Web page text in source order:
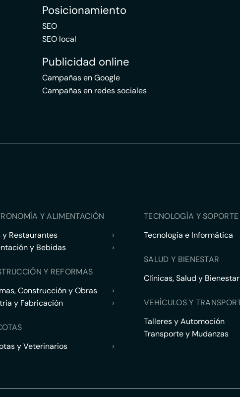
Posicionamiento
SEO
SEO local
Publicidad online
Campañas en Google
Campañas en redes sociales
Y ALIMENTACIÓN
y Restaurantes
›
y Bebidas
›
Y REFORMAS
Construcción y Obras
›
y Fabricación
›
y Veterinarios
›
TECNOLOGÍA Y
Tecnología e Informática
SALUD Y BIENESTAR
Clínicas, Salud y Bienestar
VEHÍCULOS Y
Talleres y Automoción
Transporte y Mudanzas